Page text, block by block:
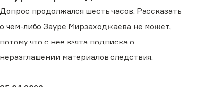
Допрос продолжался шесть часов. Рассказать
о чем-либо Зауре Мирзаходжаева не может,
потому что с нее взята подписка о
неразглашении материалов следствия.